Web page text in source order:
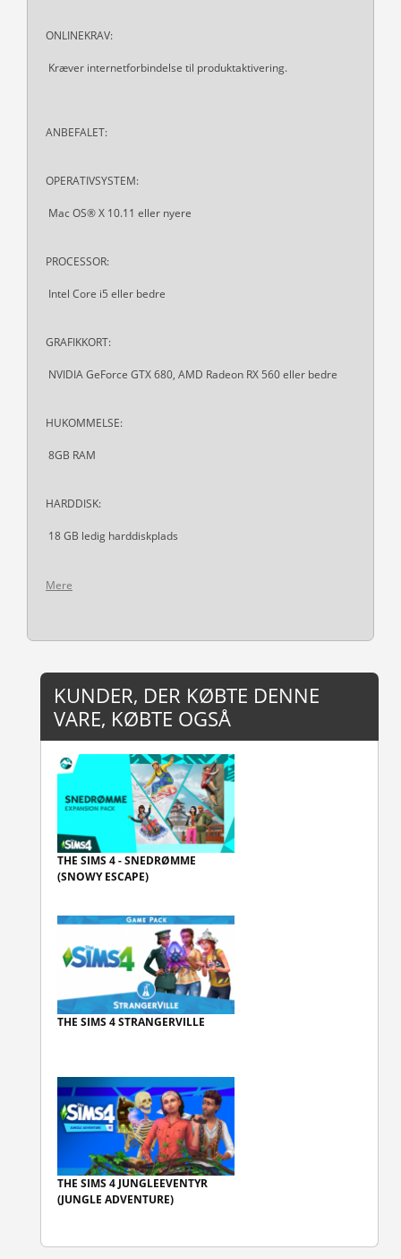
ONLINEKRAV:
Kræver internetforbindelse til produktaktivering.
ANBEFALET:
OPERATIVSYSTEM:
Mac OS® X 10.11 eller nyere
PROCESSOR:
Intel Core i5 eller bedre
GRAFIKKORT:
NVIDIA GeForce GTX 680, AMD Radeon RX 560 eller bedre
HUKOMMELSE:
8GB RAM
HARDDISK:
18 GB ledig harddiskplads
Mere
KUNDER, DER KØBTE DENNE
VARE, KØBTE OGSÅ
THE SIMS 4 - SNEDRØMME
(SNOWY ESCAPE)
THE SIMS 4 STRANGERVILLE
THE SIMS 4 JUNGLEEVENTYR
(JUNGLE ADVENTURE)